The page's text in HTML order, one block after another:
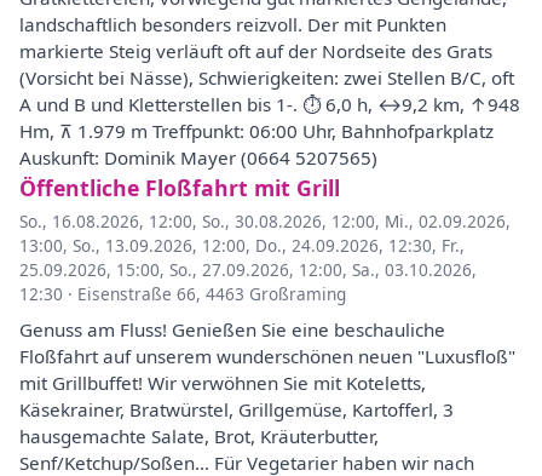
landschaftlich besonders reizvoll. Der mit Punkten
markierte Steig verläuft oft auf der Nordseite des Grats
(Vorsicht bei Nässe), Schwierigkeiten: zwei Stellen B/C, oft
A und B und Kletterstellen bis 1-. ⏱ 6,0 h, ↔︎9,2 km, ↑948
Hm, ⊼ 1.979 m Treffpunkt: 06:00 Uhr, Bahnhofparkplatz
Auskunft: Dominik Mayer (0664 5207565)
Öffentliche Floßfahrt mit Grill
So., 16.08.2026, 12:00, So., 30.08.2026, 12:00, Mi., 02.09.2026,
13:00, So., 13.09.2026, 12:00, Do., 24.09.2026, 12:30, Fr.,
25.09.2026, 15:00, So., 27.09.2026, 12:00, Sa., 03.10.2026,
12:30 · Eisenstraße 66, 4463 Großraming
Genuss am Fluss! Genießen Sie eine beschauliche
Floßfahrt auf unserem wunderschönen neuen "Luxusfloß"
mit Grillbuffet! Wir verwöhnen Sie mit Koteletts,
Käsekrainer, Bratwürstel, Grillgemüse, Kartofferl, 3
hausgemachte Salate, Brot, Kräuterbutter,
Senf/Ketchup/Soßen... Für Vegetarier haben wir nach